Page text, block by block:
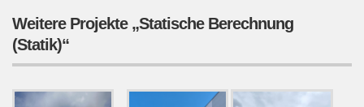
Weitere Projekte „Statische Berechnung
(Statik)“